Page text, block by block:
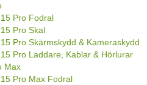
Pro Fodral
Pro Skal
Pro Skärmskydd & Kameraskydd
Pro Laddare, Kablar & Hörlurar
Max
Pro Max Fodral